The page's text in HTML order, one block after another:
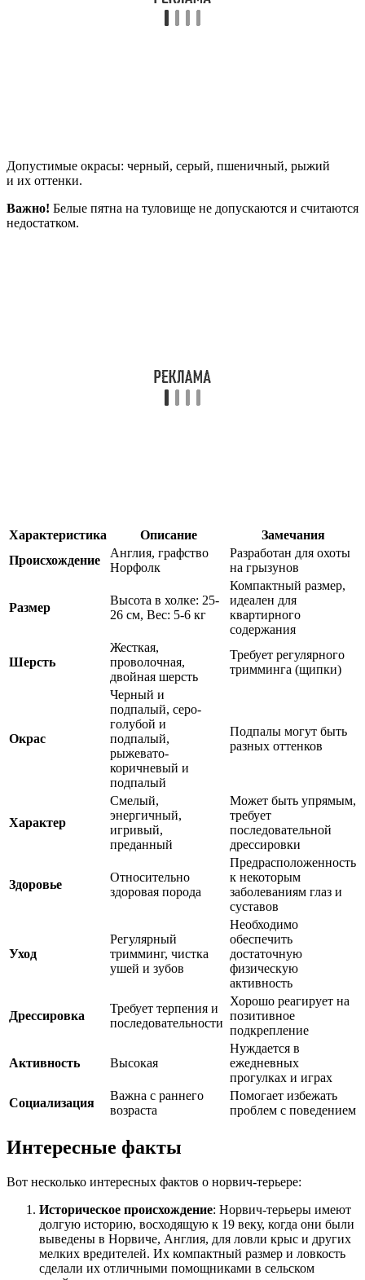
Допустимые окрасы: черный, серый, пшеничный, рыжий
и их оттенки.
Важно! Белые пятна на туловище не допускаются и считаются
недостатком.
Характеристика Описание
Замечания
Происхождение
Англия, графство
Норфолк
Разработан для охоты
на грызунов
Размер
Высота в холке: 25-
26 см, Вес: 5-6 кг
Компактный размер,
идеален для
квартирного
содержания
Шерсть
Жесткая,
проволочная,
двойная шерсть
Требует регулярного
тримминга (щипки)
Окрас
Черный и
подпалый, серо-
голубой и
подпалый,
рыжевато-
коричневый и
подпалый
Подпалы могут быть
разных оттенков
Характер
Смелый,
энергичный,
игривый,
преданный
Может быть упрямым,
требует
последовательной
дрессировки
Здоровье
Относительно
здоровая порода
Предрасположенность
к некоторым
заболеваниям глаз и
суставов
Уход
Регулярный
тримминг, чистка
ушей и зубов
Необходимо
обеспечить
достаточную
физическую
активность
Дрессировка
Требует терпения и
последовательности
Хорошо реагирует на
позитивное
подкрепление
Активность Высокая
Нуждается в
ежедневных
прогулках и играх
Социализация
Важна с раннего
возраста
Помогает избежать
проблем с поведением
Интересные факты
Вот несколько интересных фактов о норвич-терьере:
Историческое происхождение: Норвич-терьеры имеют
долгую историю, восходящую к 19 веку, когда они были
выведены в Норвиче, Англия, для ловли крыс и других
мелких вредителей. Их компактный размер и ловкость
сделали их отличными помощниками в сельском